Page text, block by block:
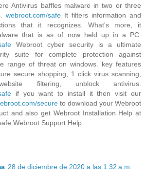
Antivirus baffles malware in two or three
webroot.com/safe It filters information and
that it recognizes. What's more, it
that is as of now held up in a PC.
Webroot cyber security is a ultimate
suite for complete protection against
range of threat on windows. key features
secure shopping, 1 click virus scanning,
filtering, unblock antivirus.
if you want to install it then visit our
secure to download your Webroot
and also get Webroot Installation Help at
Support Help.
28 de diciembre de 2020 a las 1:32 a.m.